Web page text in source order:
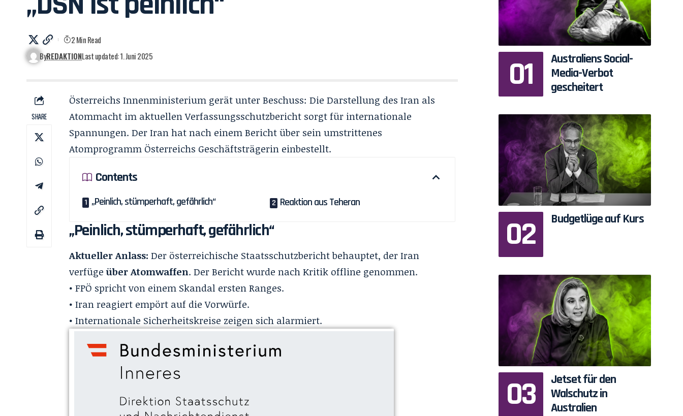
ByREDAKTIONLast updated: 1. Juni 2025
2 Min Read
SHARE
Österreichs Innenministerium gerät unter Beschuss: Die Darstellung des Iran als
Atommacht im aktuellen Verfassungsschutzbericht sorgt für internationale
Spannungen. Der Iran hat nach einem Bericht über sein umstrittenes
Atomprogramm Österreichs Geschäftsträgerin einbestellt.
Contents
„Peinlich, stümperhaft, gefährlich“ Reaktion aus Teheran
„Peinlich, stümperhaft, gefährlich“
Aktueller Anlass:Der österreichische Staatsschutzbericht behauptet, der Iran
verfügeüber Atomwaffen. Der Bericht wurde nach Kritik offline genommen.
• FPÖ spricht von einem Skandal ersten Ranges.
• Iran reagiert empört auf die Vorwürfe.
• Internationale Sicherheitskreise zeigen sich alarmiert.
Australiens Social-
Media-Verbot
gescheitert
Budgetlüge auf Kurs
Jetset für den
Walschutz in
Australien